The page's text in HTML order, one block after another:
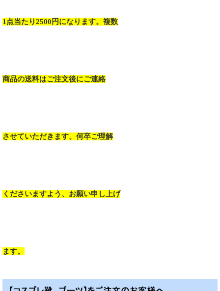
1点当たり2500円になります。複数
商品の送料はご注文後にご連絡
させていただきます。何卒ご理解
くださいますよう、お願い申し上げ
ます。